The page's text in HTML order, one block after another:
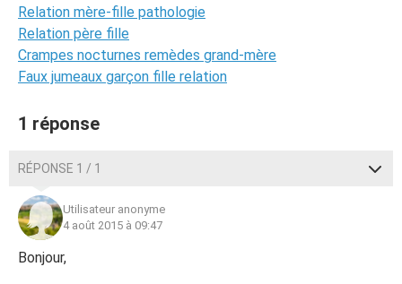
Relation mère-fille pathologie
Relation père fille
Crampes nocturnes remèdes grand-mère
Faux jumeaux garçon fille relation
1 réponse
RÉPONSE 1 / 1
Utilisateur anonyme
4 août 2015 à 09:47
Bonjour,